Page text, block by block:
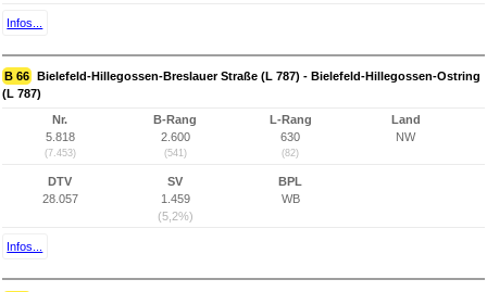
Infos...
B 66 Bielefeld-Hillegossen-Breslauer Straße (L 787) - Bielefeld-Hillegossen-Ostring
(L 787)
Nr.
5.818
(7.453)
B-Rang
2.600
(541)
L-Rang
630
(82)
Land
NW
DTV
28.057
SV
1.459
(5,2%)
BPL
WB
Infos...